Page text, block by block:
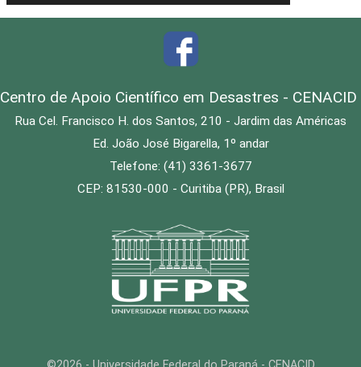
Centro de Apoio Científico em Desastres - CENACID
Rua Cel. Francisco H. dos Santos, 210 - Jardim das Américas
Ed. João José Bigarella, 1º andar
Telefone: (41) 3361-3677
CEP: 81530-000 - Curitiba (PR), Brasil